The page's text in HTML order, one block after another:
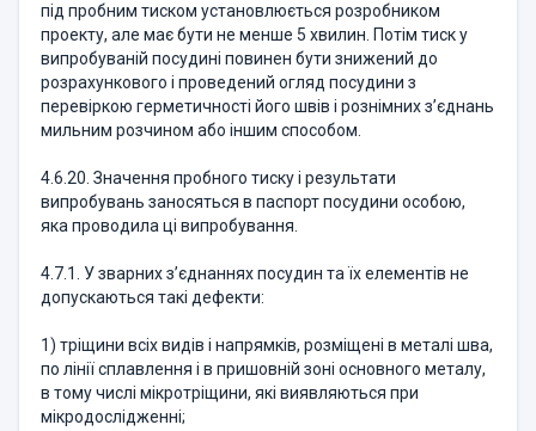
під пробним тиском установлюється розробником
проекту, але має бути не менше 5 хвилин. Потім тиск у
випробуваній посудині повинен бути знижений до
розрахункового і проведений огляд посудини з
перевіркою герметичності його швів і рознімних з’єднань
мильним розчином або іншим способом.
4.6.20. Значення пробного тиску і результати
випробувань заносяться в паспорт посудини особою,
яка проводила ці випробування.
4.7.1. У зварних з’єднаннях посудин та їх елементів не
допускаються такі дефекти:
1) тріщини всіх видів і напрямків, розміщені в металі шва,
по лінії сплавлення і в пришовній зоні основного металу,
в тому числі мікротріщини, які виявляються при
мікродослідженні;